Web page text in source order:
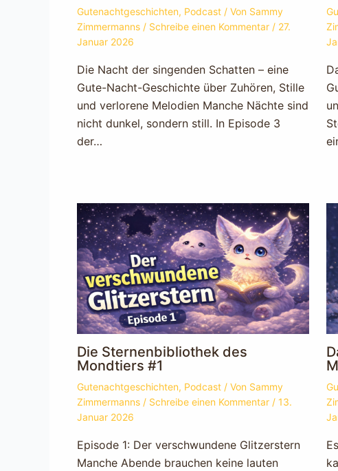
Gutenachtgeschichten, Podcast / Von Sammy
Zimmermanns / Schreibe einen Kommentar / 27.
Januar 2026
Die Nacht der singenden Schatten – eine
Gute-Nacht-Geschichte über Zuhören, Stille
und verlorene Melodien Manche Nächte sind
nicht dunkel, sondern still. In Episode 3
der…
Die Sternenbibliothek des
Mondtiers #1
Gutenachtgeschichten, Podcast / Von Sammy
Zimmermanns / Schreibe einen Kommentar / 13.
Januar 2026
Episode 1: Der verschwundene Glitzerstern
Manche Abende brauchen keine lauten